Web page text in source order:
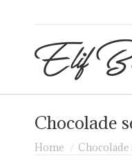
Chocolade
Je bent hier:
Home Chocolade